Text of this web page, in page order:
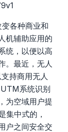
各种商业和
机辅助应用的
统，以便以高
。最近，无人
持商用无人
系统识别
为空域用户提
集中式的，
户之间安全交